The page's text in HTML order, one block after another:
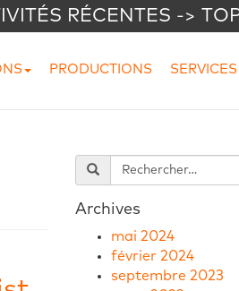
RÉCENTES ->
PRODUCTIONS SERVICES
Archives
mai 2024
février 2024
septembre 2023